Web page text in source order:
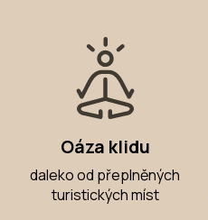
Oáza klidu
daleko od přeplněných
turistických míst